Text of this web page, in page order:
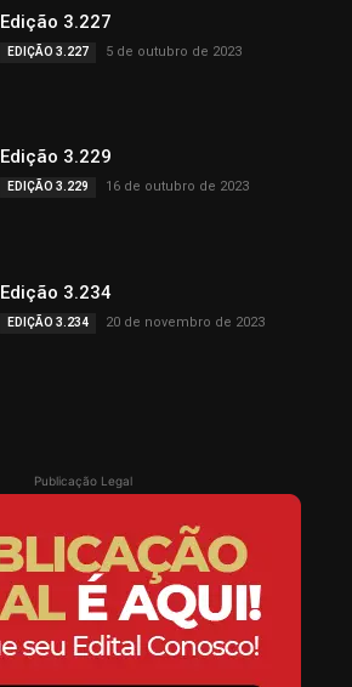
Edição 3.227
EDIÇÃO 3.227 5 de outubro de 2023
Edição 3.229
EDIÇÃO 3.229 16 de outubro de 2023
Edição 3.234
EDIÇÃO 3.234 20 de novembro de 2023
Publicação Legal